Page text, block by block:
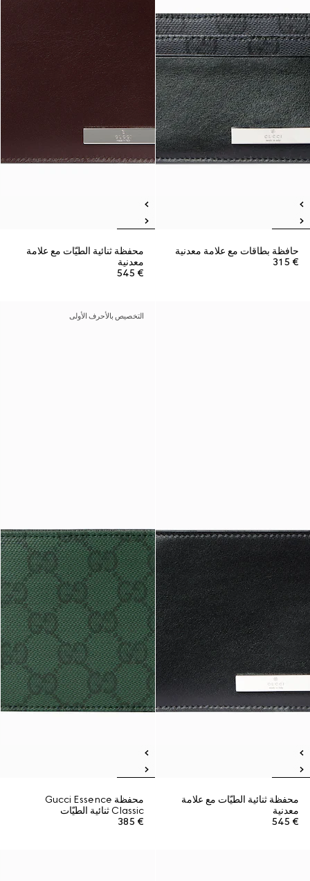
حافظة بطاقات مع علامة معدنية
€ 315
محفظة ثنائية الطيّات مع علامة
معدنية
€ 545
محفظة ثنائية الطيّات مع علامة
معدنية
€ 545
التخصيص بالأحرف الأولى
محفظة Gucci Essence
Classic ثنائية الطيّات
€ 385